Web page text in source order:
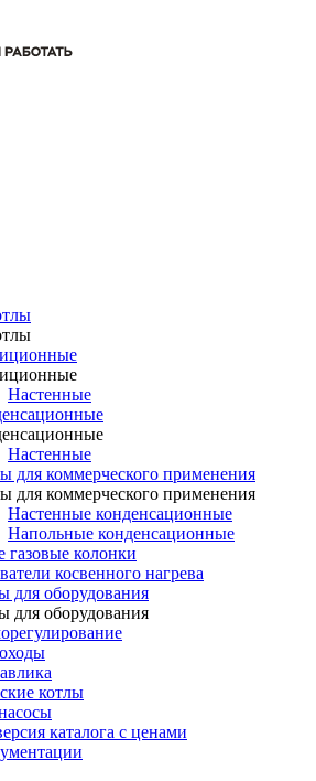
Настенные
Настенные
для коммерческого применения
для коммерческого применения
Настенные конденсационные
Напольные конденсационные
газовые колонки
косвенного нагрева
для оборудования
для оборудования
котлы
каталога с ценами